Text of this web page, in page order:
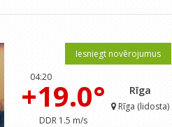
Iesniegt novērojumus
04:20
+19.0°
DDR 1.5 m/s
Rīga
Rīga (lidosta)